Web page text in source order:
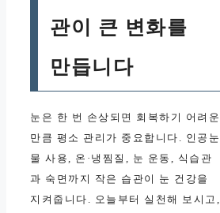
관이 큰 변화를
만듭니다
눈은 한 번 손상되면 회복하기 어려운
만큼 평소 관리가 중요합니다. 인공눈
물 사용, 온·냉찜질, 눈 운동, 식습관
과 숙면까지 작은 습관이 눈 건강을
지켜줍니다. 오늘부터 실천해 보시고,